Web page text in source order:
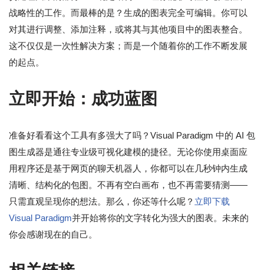
战略性的工作。而最棒的是？生成的图表完全可编辑。你可以
对其进行调整、添加注释，或将其与其他项目中的图表整合。
这不仅仅是一次性解决方案；而是一个随着你的工作不断发展
的起点。
立即开始：成功蓝图
准备好看看这个工具有多强大了吗？Visual Paradigm 中的 AI 包
图生成器是通往专业级可视化建模的捷径。无论你使用桌面应
用程序还是基于网页的聊天机器人，你都可以在几秒钟内生成
清晰、结构化的包图。不再有空白画布，也不再需要猜测——
只需直观呈现你的想法。那么，你还等什么呢？ 立即下载
Visual Paradigm并开始将你的文字转化为强大的图表。未来的
你会感谢现在的自己。